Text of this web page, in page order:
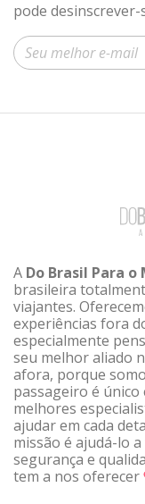
pode
Insira seu e-mail
A Do Brasil Para o
brasileira
viajantes.
experiências fora
especialmente
seu melhor aliado
afora, porque
passageiro é único
melhores
ajudar em cada
missão é ajudá-lo
segurança e
tem a nos oferecer